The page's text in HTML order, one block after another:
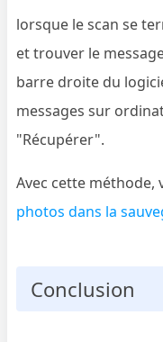
lorsque le scan se
et trouver le
barre droite du
messages sur
"Récupérer".
Avec cette méthode,
photos dans la
Conclusion